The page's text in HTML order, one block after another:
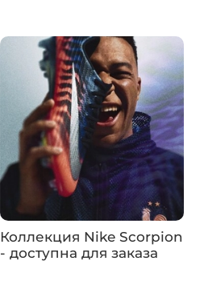
Коллекция Nike Scorpion
- доступна для заказа